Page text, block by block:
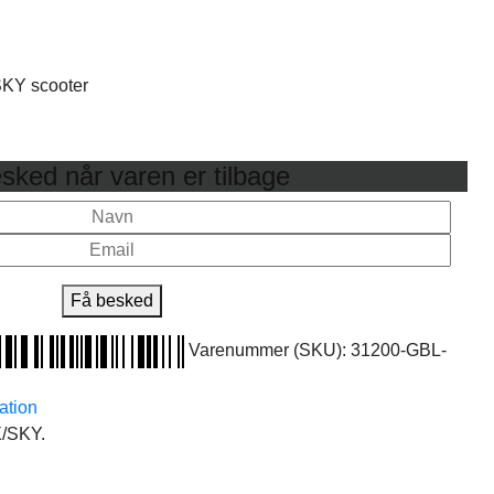
scooter
når varen er tilbage
Få besked
Varenummer (SKU): 31200-GBL-
SKY.